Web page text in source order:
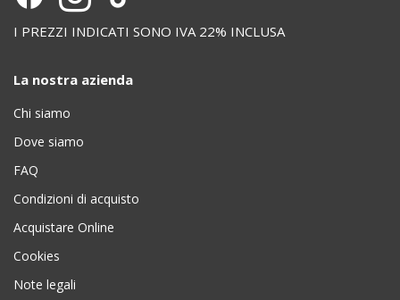
I PREZZI INDICATI SONO IVA 22% INCLUSA
La nostra azienda
Chi siamo
Dove siamo
FAQ
Condizioni di acquisto
Acquistare Online
Cookies
Note legali